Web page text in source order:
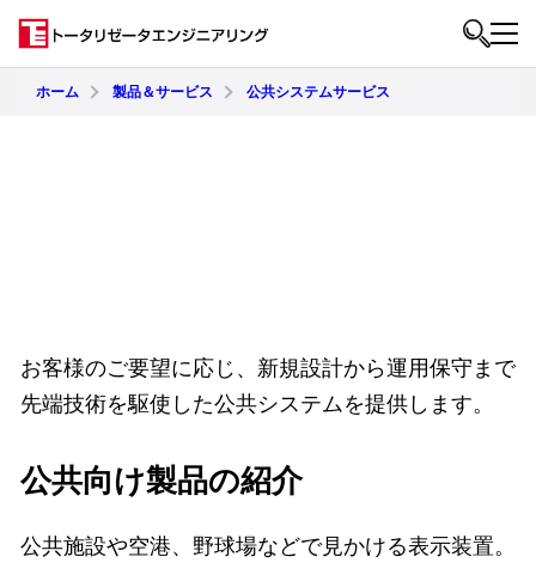
ホーム 製品＆サービス 公共システムサービス
お客様のご要望に応じ、新規設計から運用保守まで
先端技術を駆使した公共システムを提供します。
公共向け製品の紹介
公共施設や空港、野球場などで見かける表示装置。